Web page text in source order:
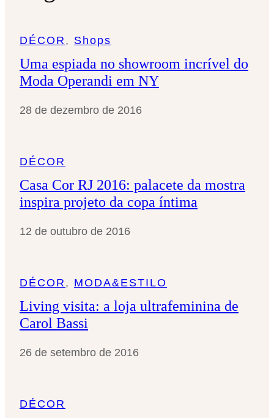
r
DÉCOR , Shops
Uma espiada no showroom incrível do
Moda Operandi em NY
28 de dezembro de 2016
DÉCOR
Casa Cor RJ 2016: palacete da mostra
inspira projeto da copa íntima
12 de outubro de 2016
DÉCOR , MODA&ESTILO
Living visita: a loja ultrafeminina de
Carol Bassi
26 de setembro de 2016
DÉCOR